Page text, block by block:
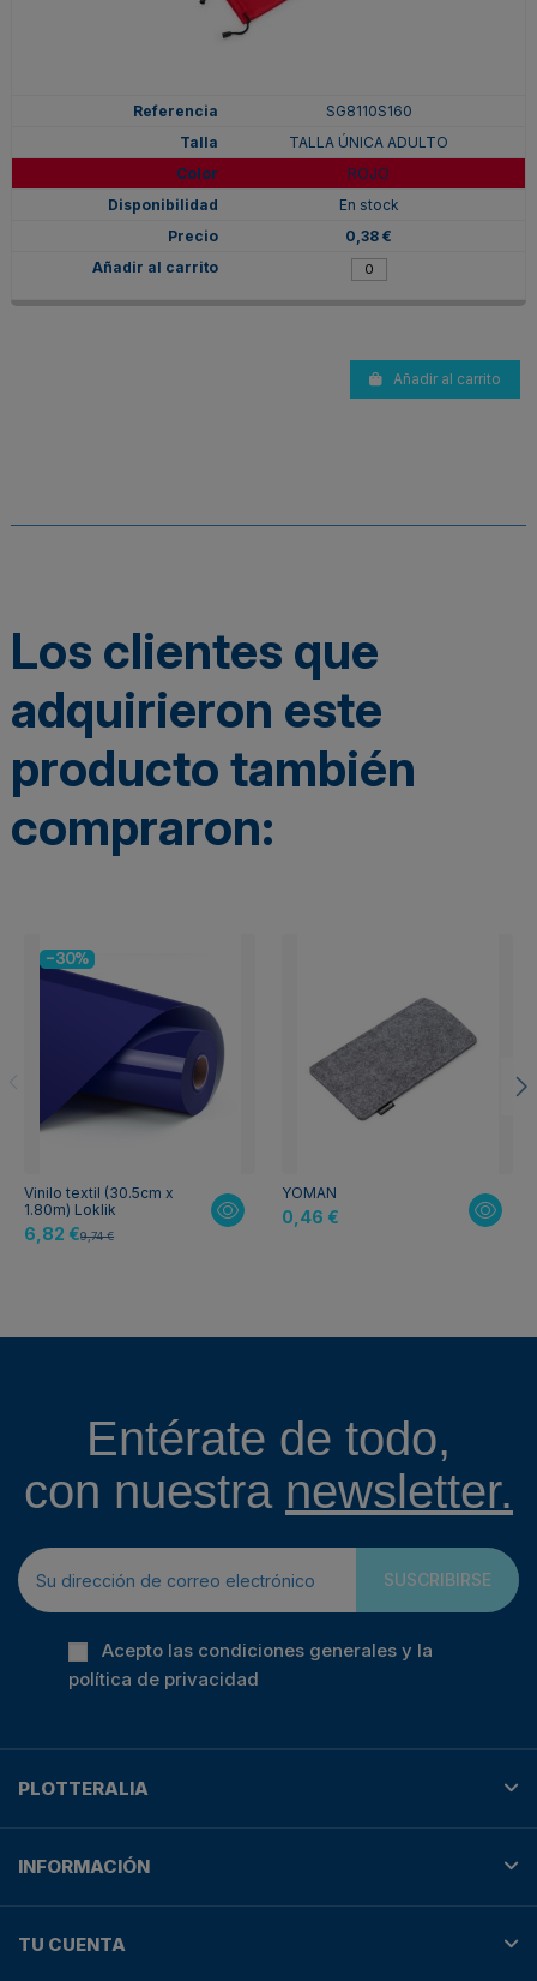
SG8110S160
TALLA ÚNICA ADULTO
ROJO
En stock
0,38 €
Añadir al carrito
Los clientes que
adquirieron este
producto también
compraron:
-30%
Vinilo textil (30.5cm x
1.80m) Loklik
6,82 €9,74 €
YOMAN
0,46 €
Entérate de todo,
con nuestra newsletter.
SUSCRIBIRSE
Acepto las condiciones generales y la
política de privacidad
PLOTTERALIA
INFORMACIÓN
TU CUENTA